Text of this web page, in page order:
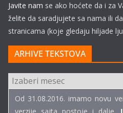
Javite nam se ako hoćete da i za
želite da saradjujete sa nama ili
stranicama (koje gledaju hiljade
ARHIVE TEKSTOVA
ARHIVE
TEKSTOVA
Od 31.08.2016. imamo novu